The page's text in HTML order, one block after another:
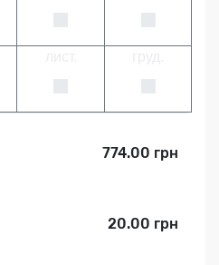
774.00 грн
20.00 грн